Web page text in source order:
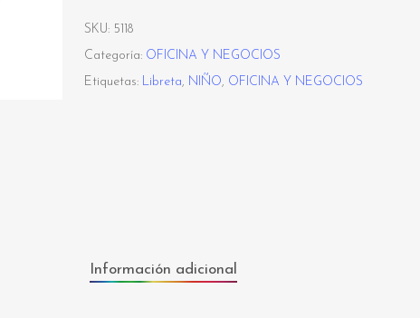
SKU: 5118
Categoría: OFICINA Y NEGOCIOS
Etiquetas: Libreta, NIÑO, OFICINA Y NEGOCIOS
Información adicional